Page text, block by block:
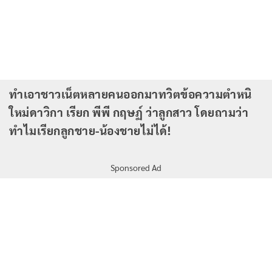
ทำเอาชาวเน็ตหลายคนออกมาทวิตข้อความตำหนิ
ใหม่ดาวิกา เรียก พีพี กฤษฏ์ ว่าลูกสาว โดยถามว่า
ทำไมเรียกลูกชาย-น้องชายไม่ได้!
Sponsored Ad